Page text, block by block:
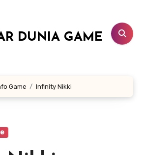
DUNIA GAME
Game Infinity Nikki